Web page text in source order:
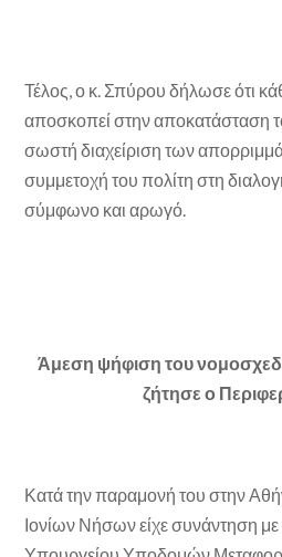
Τέλος, ο κ. Σπύρου δήλωσε ότι
αποσκοπεί στην αποκατάσταση
σωστή διαχείριση των
συμμετοχή του πολίτη στη
σύμφωνο και αρωγό.
Άμεση ψήφιση του
ζήτησε ο
Κατά την παραμονή του στην
Ιονίων Νήσων είχε συνάντηση με